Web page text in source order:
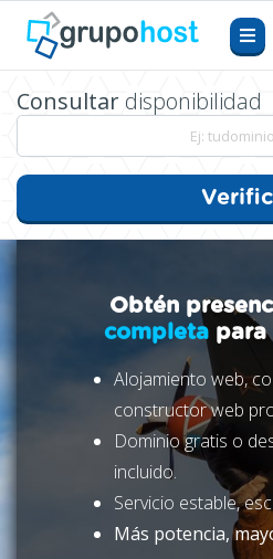
Consultar disponibilidad
Obtén
completa para
Alojamiento web,
constructor web
Dominio gratis o
incluido.
Servicio estable,
Más potencia,